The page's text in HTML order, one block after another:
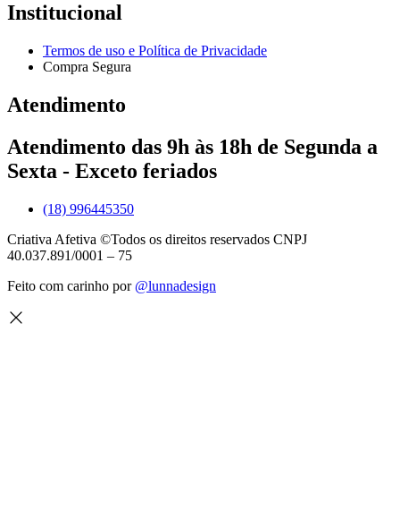
Institucional
Termos de uso e Política de Privacidade
Compra Segura
Atendimento
Atendimento das 9h às 18h de Segunda a
Sexta - Exceto feriados
(18) 996445350
Criativa Afetiva ©Todos os direitos reservados CNPJ
40.037.891/0001 – 75
Feito com carinho por @lunnadesign